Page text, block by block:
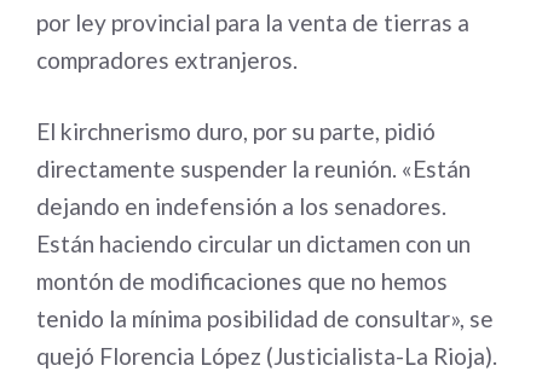
por ley provincial para la venta de tierras a
compradores extranjeros.
El kirchnerismo duro, por su parte, pidió
directamente suspender la reunión. «Están
dejando en indefensión a los senadores.
Están haciendo circular un dictamen con un
montón de modificaciones que no hemos
tenido la mínima posibilidad de consultar», se
quejó Florencia López (Justicialista-La Rioja).